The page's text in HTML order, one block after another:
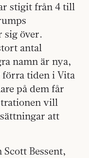
stigit från 4 till
sig över.
antal
namn är nya,
förra tiden i Vita
på dem får
vill
att
Bessent,